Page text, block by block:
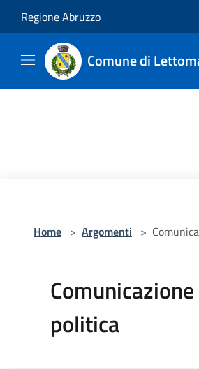
Regione Abruzzo
Comune di
Home > Argomenti >
Comunicazione
politica